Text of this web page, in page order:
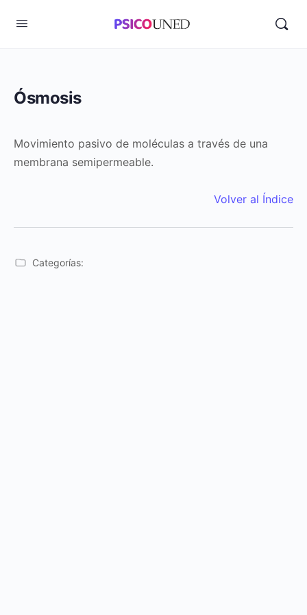
Ósmosis
Movimiento pasivo de moléculas a través de una
membrana semipermeable.
Volver al Índice
Categorías: